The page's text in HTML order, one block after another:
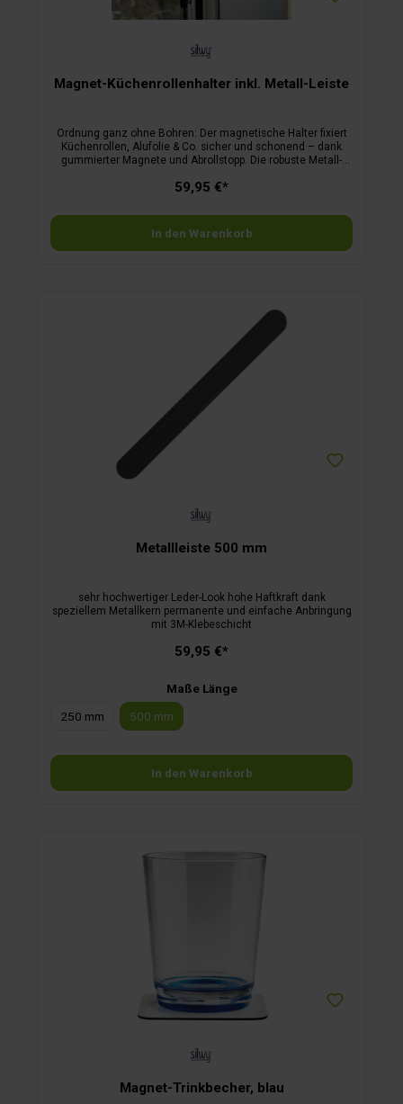
Magnet-Küchenrollenhalter inkl. Metall-Leiste
Ordnung ganz ohne Bohren: Der magnetische Halter fixiert
Küchenrollen, Alufolie & Co. sicher und schonend – dank
gummierter Magnete und Abrollstopp. Die robuste Metall-
Küche, Camping oder Outdoor – flexibel, platzsparend und
über eine Einhandfunktion, welche eine einfache Nutzung
ermöglicht.
59,95 €*
In den Warenkorb
Metallleiste 500 mm
sehr hochwertiger Leder-Look hohe Haftkraft dank
speziellem Metallkern permanente und einfache Anbringung
mit 3M-Klebeschicht
59,95 €*
Maße Länge
250 mm
500 mm
In den Warenkorb
Magnet-Trinkbecher, blau